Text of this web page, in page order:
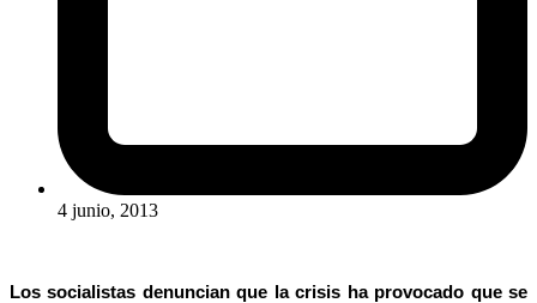
4 junio, 2013
Los socialistas denuncian que la crisis ha provocado que se